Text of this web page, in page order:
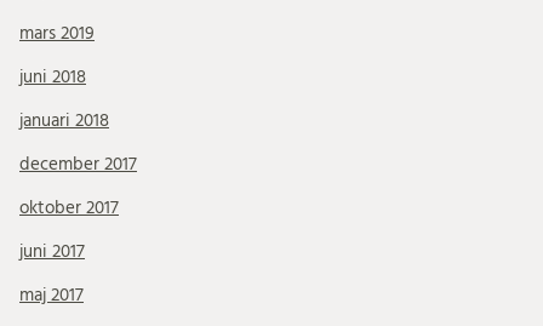
mars 2019
juni 2018
januari 2018
december 2017
oktober 2017
juni 2017
maj 2017